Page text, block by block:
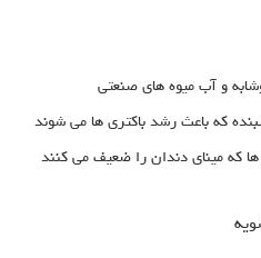
و آب‌ میوه‌ های صنعتی
که باعث رشد باکتری‌ ها می‌ شوند
که مینای دندان را ضعیف می‌ کنند